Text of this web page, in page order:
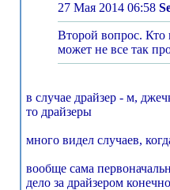
27 Мая 2014 06:58
Второй вопрос. Кто
может не все так
в случае драйзер - м,
то драйзеры
много видел случаев,
вообще сама
дело за драйзером конечно